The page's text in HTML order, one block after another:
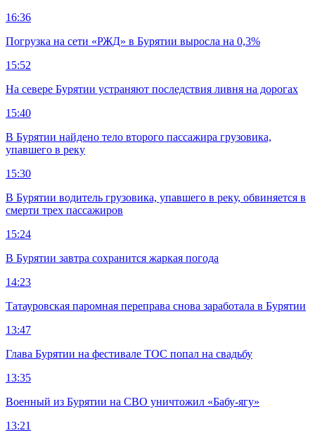
16:36
Погрузка на сети «РЖД» в Бурятии выросла на 0,3%
15:52
На севере Бурятии устраняют последствия ливня на дорогах
15:40
В Бурятии найдено тело второго пассажира грузовика,
упавшего в реку
15:30
В Бурятии водитель грузовика, упавшего в реку, обвиняется в
смерти трех пассажиров
15:24
В Бурятии завтра сохранится жаркая погода
14:23
Татауровская паромная переправа снова заработала в Бурятии
13:47
Глава Бурятии на фестивале ТОС попал на свадьбу
13:35
Военный из Бурятии на СВО уничтожил «Бабу-ягу»
13:21